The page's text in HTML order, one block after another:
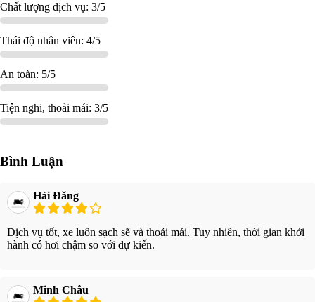
Chất lượng dịch vụ: 3/5
Thái độ nhân viên: 4/5
An toàn: 5/5
Tiện nghi, thoải mái: 3/5
Bình Luận
Hải Đăng
Dịch vụ tốt, xe luôn sạch sẽ và thoải mái. Tuy nhiên, thời gian khởi
hành có hơi chậm so với dự kiến.
Minh Châu